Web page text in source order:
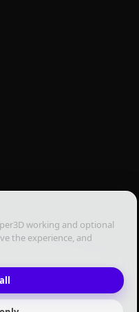
working and optional
the experience, and
reservados
de Cumplimiento Español